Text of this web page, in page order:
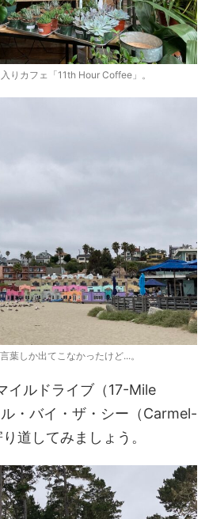
りカフェ「11th Hour Coffee」。
葉しか出てこなかったけど...。
イルドライブ（17-Mile
・バイ・ザ・シー（Carmel-
道してみましょう。